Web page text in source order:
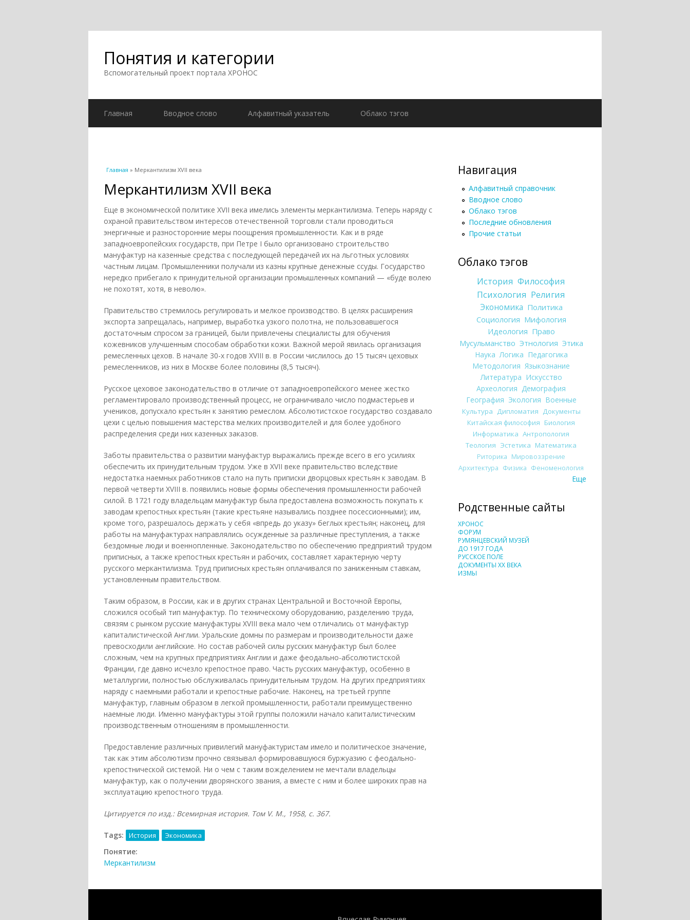
Понятия и категории
Вспомогательный проект портала ХРОНОС
Главная Вводное слово Алфавитный указатель Облако тэгов
Вы здесь
Главная » Меркантилизм XVII века
Меркантилизм XVII века
Еще в экономической политике XVII века имелись элементы меркантилизма. Теперь наряду с
охраной правительством интересов отечественной торговли стали проводиться
энергичные и разносторонние меры поощрения промышленности. Как и в ряде
западноевропейских государств, при Петре I было организовано строительство
мануфактур на казенные средства с последующей передачей их на льготных условиях
частным лицам. Промышленники получали из казны крупные денежные ссуды. Государство
нередко прибегало к принудительной организации промышленных компаний — «буде волею
не похотят, хотя, в неволю».
Правительство стремилось регулировать и мелкое производство. В целях расширения
экспорта запрещалась, например, выработка узкого полотна, не пользовавшегося
достаточным спросом за границей, были привлечены специалисты для обучения
кожевников улучшенным способам обработки кожи. Важной мерой явилась организация
ремесленных цехов. В начале 30-х годов XVIII в. в России числилось до 15 тысяч цеховых
ремесленников, из них в Москве более половины (8,5 тысяч).
Русское цеховое законодательство в отличие от западноевропейского менее жестко
регламентировало производственный процесс, не ограничивало число подмастерьев и
учеников, допускало крестьян к занятию ремеслом. Абсолютистское государство создавало
цехи с целью повышения мастерства мелких производителей и для более удобного
распределения среди них казенных заказов.
Заботы правительства о развитии мануфактур выражались прежде всего в его усилиях
обеспечить их принудительным трудом. Уже в XVII веке правительство вследствие
недостатка наемных работников стало на путь приписки дворцовых крестьян к заводам. В
первой четверти XVIII в. появились новые формы обеспечения промышленности рабочей
силой. В 1721 году владельцам мануфактур была предоставлена возможность покупать к
заводам крепостных крестьян (такие крестьяне назывались позднее посессионными); им,
кроме того, разрешалось держать у себя «впредь до указу» беглых крестьян; наконец, для
работы на мануфактурах направлялись осужденные за различные преступления, а также
бездомные люди и военнопленные. Законодательство по обеспечению предприятий трудом
приписных, а также крепостных крестьян и рабочих, составляет характерную черту
русского меркантилизма. Труд приписных крестьян оплачивался по заниженным ставкам,
установленным правительством.
Таким образом, в России, как и в других странах Центральной и Восточной Европы,
сложился особый тип мануфактур. По техническому оборудованию, разделению труда,
связям с рынком русские мануфактуры XVIII века мало чем отличались от мануфактур
капиталистической Англии. Уральские домны по размерам и производительности даже
превосходили английские. Но состав рабочей силы русских мануфактур был более
сложным, чем на крупных предприятиях Англии и даже феодально-абсолютистской
Франции, где давно исчезло крепостное право. Часть русских мануфактур, особенно в
металлургии, полностью обслуживалась принудительным трудом. На других предприятиях
наряду с наемными работали и крепостные рабочие. Наконец, на третьей группе
мануфактур, главным образом в легкой промышленности, работали преимущественно
наемные люди. Именно мануфактуры этой группы положили начало капиталистическим
производственным отношениям в промышленности.
Предоставление различных привилегий мануфактуристам имело и политическое значение,
так как этим абсолютизм прочно связывал формировавшуюся буржуазию с феодально-
крепостнической системой. Ни о чем с таким вожделением не мечтали владельцы
мануфактур, как о получении дворянского звания, а вместе с ним и более широких прав на
эксплуатацию крепостного труда.
Цитируется по изд.: Всемирная история. Том V. М., 1958, с. 367.
Tags: История Экономика
Понятие:
Меркантилизм
Навигация
Алфавитный справочник
Вводное слово
Облако тэгов
Последние обновления
Прочие статьи
Облако тэгов
История Философия
Психология Религия
Экономика Политика
Социология Мифология
Идеология Право
Мусульманство Этнология Этика
Наука Логика Педагогика
Методология Языкознание
Литература Искусство
Археология Демография
География Экология Военные
Культура Дипломатия Документы
Китайская философия Биология
Информатика Антропология
Теология Эстетика Математика
Риторика Мировоззрение
Архитектура Физика Феноменология
Еще
Родственные сайты
ХРОНОС
ФОРУМ
РУМЯНЦЕВСКИЙ МУЗЕЙ
ДО 1917 ГОДА
РУССКОЕ ПОЛЕ
ДОКУМЕНТЫ XX ВЕКА
ИЗМЫ